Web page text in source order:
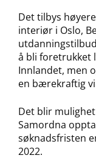
Det tilbys
interiør i Oslo,
å bli foretrukket
Innlandet, men
en bærekraftig
Det blir
Samordna
søknadsfristen
2022.